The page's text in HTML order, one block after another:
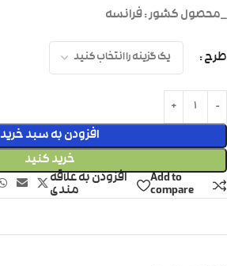
_محصول کشور : فرانسه
طرح
افزودن به سبد خرید
خرید کنید
Add to
compare
افزودن به علاقه
مندی